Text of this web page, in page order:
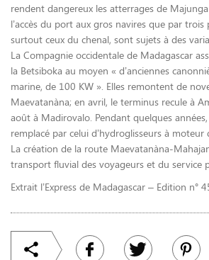
rendent dangereux les atterrages de
l’accès du port aux gros navires que par trois
surtout ceux du chenal, sont sujets à des
La Compagnie occidentale de Madagascar
la Betsiboka au moyen « d’anciennes
marine, de 100 KW ». Elles remontent de
Maevatanàna; en avril, le terminus recule à
août à Madirovalo. Pendant quelques
remplacé par celui d’hydroglisseurs à moteur
La création de la route Maevatanàna-
transport fluvial des voyageurs et du service
Extrait l’Express de Madagascar – Edition